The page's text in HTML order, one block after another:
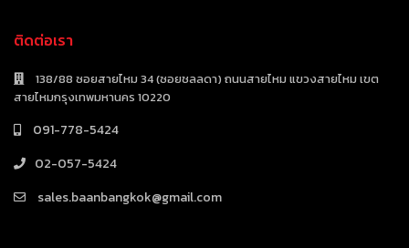
ติดต่อเรา
138/88 ซอยสายไหม 34 (ซอยชลลดา) ถนนสายไหม แขวงสายไหม เขต
สายไหมกรุงเทพมหานคร 10220
091-778-5424
02-057-5424
sales.baanbangkok@gmail.com